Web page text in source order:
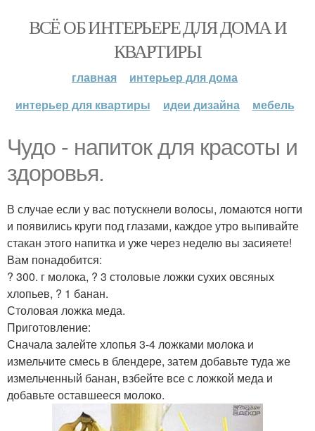
ВСЁ ОБ ИНТЕРЬЕРЕ ДЛЯ ДОМА И
КВАРТИРЫ
главная
интерьер для дома
интерьер для квартиры
идеи дизайна мебель
Чудо - напиток для красоты и
здоровья.
В случае если у вас потускнели волосы, ломаются ногти
и появились круги под глазами, каждое утро выпивайте
стакан этого напитка и уже через неделю вы засияете!
Вам понадобится:
? 300. г молока, ? 3 столовые ложки сухих овсяных
хлопьев, ? 1 банан.
Столовая ложка меда.
Приготовление:
Сначала залейте хлопья 3-4 ложками молока и
измельчите смесь в блендере, затем добавьте туда же
измельченный банан, взбейте все с ложкой меда и
добавьте оставшееся молоко.